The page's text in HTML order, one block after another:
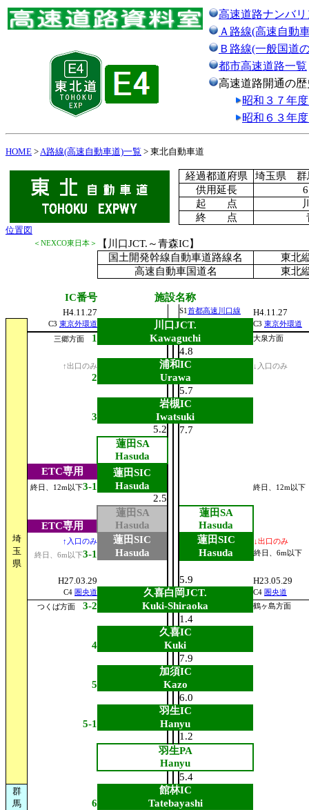
高速道路ナンバ
Ａ路線(高速自動
Ｂ路線(一般国道
都市高速道路一覧
高速道路開通の歴
昭和３７年
昭和６３年
HOME >A路線(高速自動車道)一覧 > 東北自動車道
経過都道府県
埼玉県
供用延長
起 点
終 点
位置図
＜NEXCO東日本＞
【川口JCT.～青森IC】
国土開発幹線自動車道路線名
東北
高速自動車国道名
東北
IC番号 施設名称
H4.11.27 S1 首都高速川口線 H4.11.27
埼
玉
県
C3 東京外環道 川口JCT. C3 東京外環道
三郷方面 1 Kawaguchi 大泉方面
4.8
↑出口のみ 浦和IC ↓入口のみ
2
Urawa
5.7
岩槻IC
3
Iwatsuki
5.2
7.7
蓮田SA
Hasuda
ETC専用
蓮田SIC
終日、12m以下3-1 Hasuda 終日、12m以下
2.5
蓮田SA
蓮田SA
ETC専用
Hasuda Hasuda
↑入口のみ 蓮田SIC 蓮田SIC
↓出口のみ
終日、6m以下3-1 Hasuda Hasuda 終日、6m以下
H27.03.29 5.9 H23.05.29
C4 圏央道 久喜白岡JCT. C4 圏央道
つくば方面 3-2 Kuki-Shiraoka 鶴ヶ島方面
1.4
久喜IC
4
Kuki
7.9
加須IC
5
Kazo
6.0
羽生IC
5-1
Hanyu
1.2
羽生PA
Hanyu
5.4
群
馬
館林IC
6
Tatebayashi